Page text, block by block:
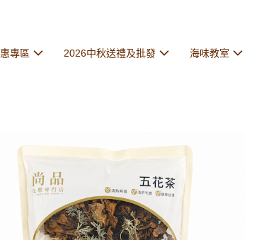
專區 2026中秋送禮及批發 海味教室